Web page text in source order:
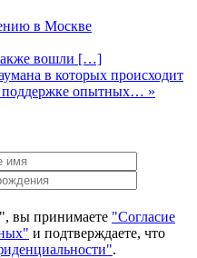
в Москве
вошли […]
в которых происходит
поддержке опытных… »
вы принимаете "Согласие
и подтверждаете, что
.